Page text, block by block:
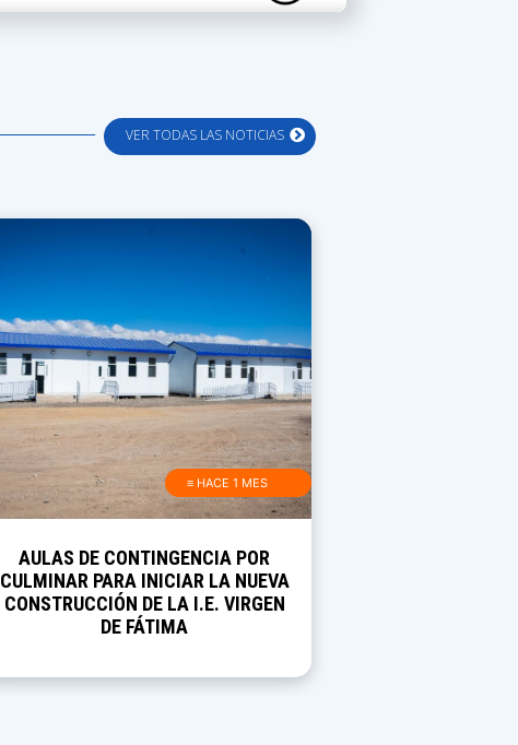
VER TODAS LAS NOTICIAS
≡ HACE 1 MES
AULAS DE CONTINGENCIA POR
CULMINAR PARA INICIAR LA NUEVA
CONSTRUCCIÓN DE LA I.E. VIRGEN
DE FÁTIMA